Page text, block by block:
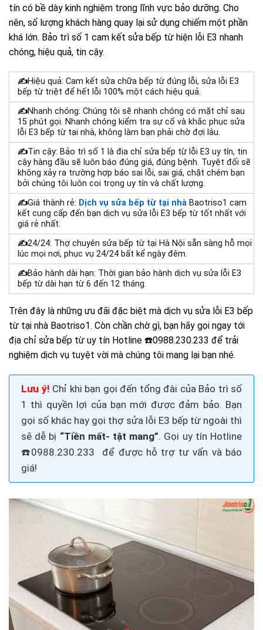
tín có bề dày kinh nghiệm trong lĩnh vực bảo dưỡng. Cho
nên, số lượng khách hàng quay lại sử dụng chiếm một phần
khá lớn. Bảo trì số 1 cam kết sửa bếp từ hiện lỗi E3 nhanh
chóng, hiệu quả, tin cậy.
✍Hiệu quả: Cam kết sửa chữa bếp từ đúng lỗi, sửa lỗi E3
bếp từ triệt để hết lỗi 100% một cách hiệu quả.
✍Nhanh chóng: Chúng tôi sẽ nhanh chóng có mặt chỉ sau
15 phút gọi. Nhanh chóng kiểm tra sự cố và khắc phụcsửa
lỗi E3 bếp từ tại nhà, không làm bạn phải chờ đợi lâu.
✍Tin cậy: Bảo trì số 1 là địa chỉ sửa bếp từ lỗi E3uy tín, tin
cậy hàng đầu sẽ luôn báo đúng giá, đúng bệnh. Tuyệt đối sẽ
không xảy ra trường hợp báo sai lỗi, sai giá, chặt chém bạn
bởi chúng tôi luôn coi trọng uy tín và chất lượng.
✍Giá thành rẻ: Dịch vụ sửa bếp từ tại nhà Baotriso1 cam
kết cung cấp đến bạn dịch vụsửa lỗi E3 bếp từ tốt nhất với
giá rẻ nhất.
✍24/24: Thợchuyên sửa bếp từ tại Hà Nội sẵn sàng hỗ mọi
lúc mọi nơi, phục vụ 24/24 bất kể ngày đêm.
✍Bảo hành dài hạn: Thời gian bảo hành dịch vụsửa lỗi E3
bếp từdài hạn từ 6 đến 12 tháng.
Trên đây là những ưu đãi đặc biệt mà dịch vụ sửa lỗi E3 bếp
từ tại nhà Baotriso1. Còn chần chờ gì, bạn hãy gọi ngay tới
địa chỉ sửa bếp từ uy tín Hotline ☎️0988.230.233 để trải
nghiệm dịch vụ tuyệt vời mà chúng tôi mang lại bạn nhé.
Lưu ý! Chỉ khi bạn gọi đến tổng đài của Bảo trì số
1 thì quyền lợi của bạn mới được đảm bảo. Bạn
gọi số khác hay gọi thợ sửa lỗi E3 bếp từ ngoài thì
sẽ dễ bị “Tiền mất- tật mang”. Gọi uy tín Hotline
☎️0988.230.233
để được hỗ trợ tư vấn và báo
giá!